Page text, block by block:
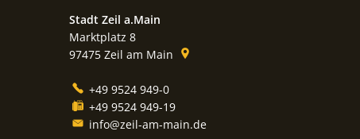
Stadt Zeil a.Main
Marktplatz 8
97475 Zeil am Main
+49 9524 949-0
+49 9524 949-19
info@zeil-am-main.de